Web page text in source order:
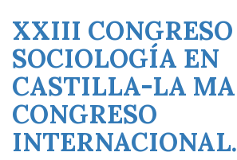
XXIII CONGRESO
SOCIOLOGÍA EN
CASTILLA-LA
CONGRESO
INTERNACIONAL.